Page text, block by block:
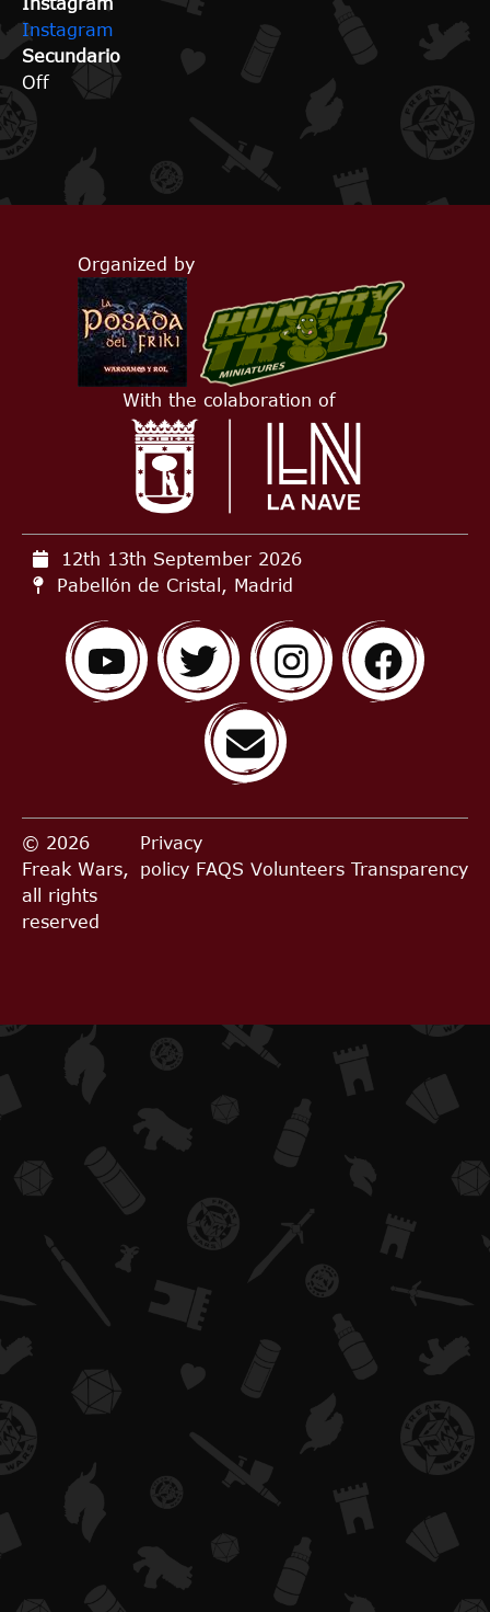
Instagram
Secundario
Off
Organized by
With the colaboration of
12th 13th September 2026
Pabellón de Cristal, Madrid
© 2026
Freak Wars,
all rights
reserved
Privacy
policy FAQS Volunteers Transparency